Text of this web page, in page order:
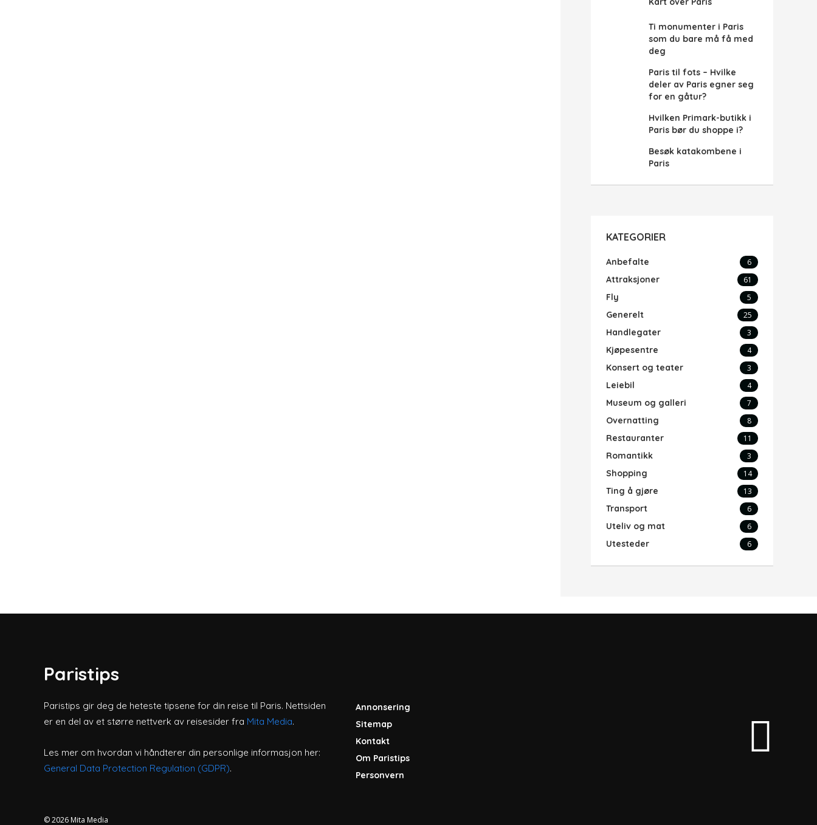
Ti monumenter i Paris
som du bare må få med
deg
Paris til fots – Hvilke
deler av Paris egner seg
for en gåtur?
Hvilken Primark-butikk i
Paris bør du shoppe i?
Besøk katakombene i
Paris
KATEGORIER
Anbefalte 6
Attraksjoner 61
Fly 5
Generelt 25
Handlegater 3
Kjøpesentre 4
Konsert og teater 3
Leiebil 4
Museum og galleri 7
Overnatting 8
Restauranter 11
Romantikk 3
Shopping 14
Ting å gjøre 13
Transport 6
Uteliv og mat 6
Utesteder 6
Paristips
Paristips gir deg de heteste tipsene for din reise til Paris. Nettsiden
er en del av et større nettverk av reisesider fra Mita Media.
Les mer om hvordan vi håndterer din personlige informasjon her:
General Data Protection Regulation (GDPR).
Annonsering
Sitemap
Kontakt
Om Paristips
Personvern
© 2026 Mita Media